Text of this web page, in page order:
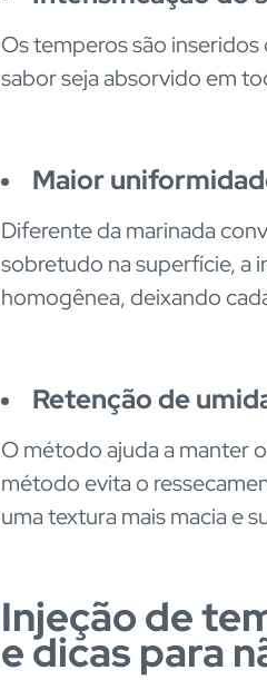
Os temperos são
sabor seja absorvido em
Maior
Diferente da marinada
sobretudo na superfície, a
homogênea, deixando
Retenção de
O método ajuda a manter
método evita o
uma textura mais macia e
Injeção de
e dicas para